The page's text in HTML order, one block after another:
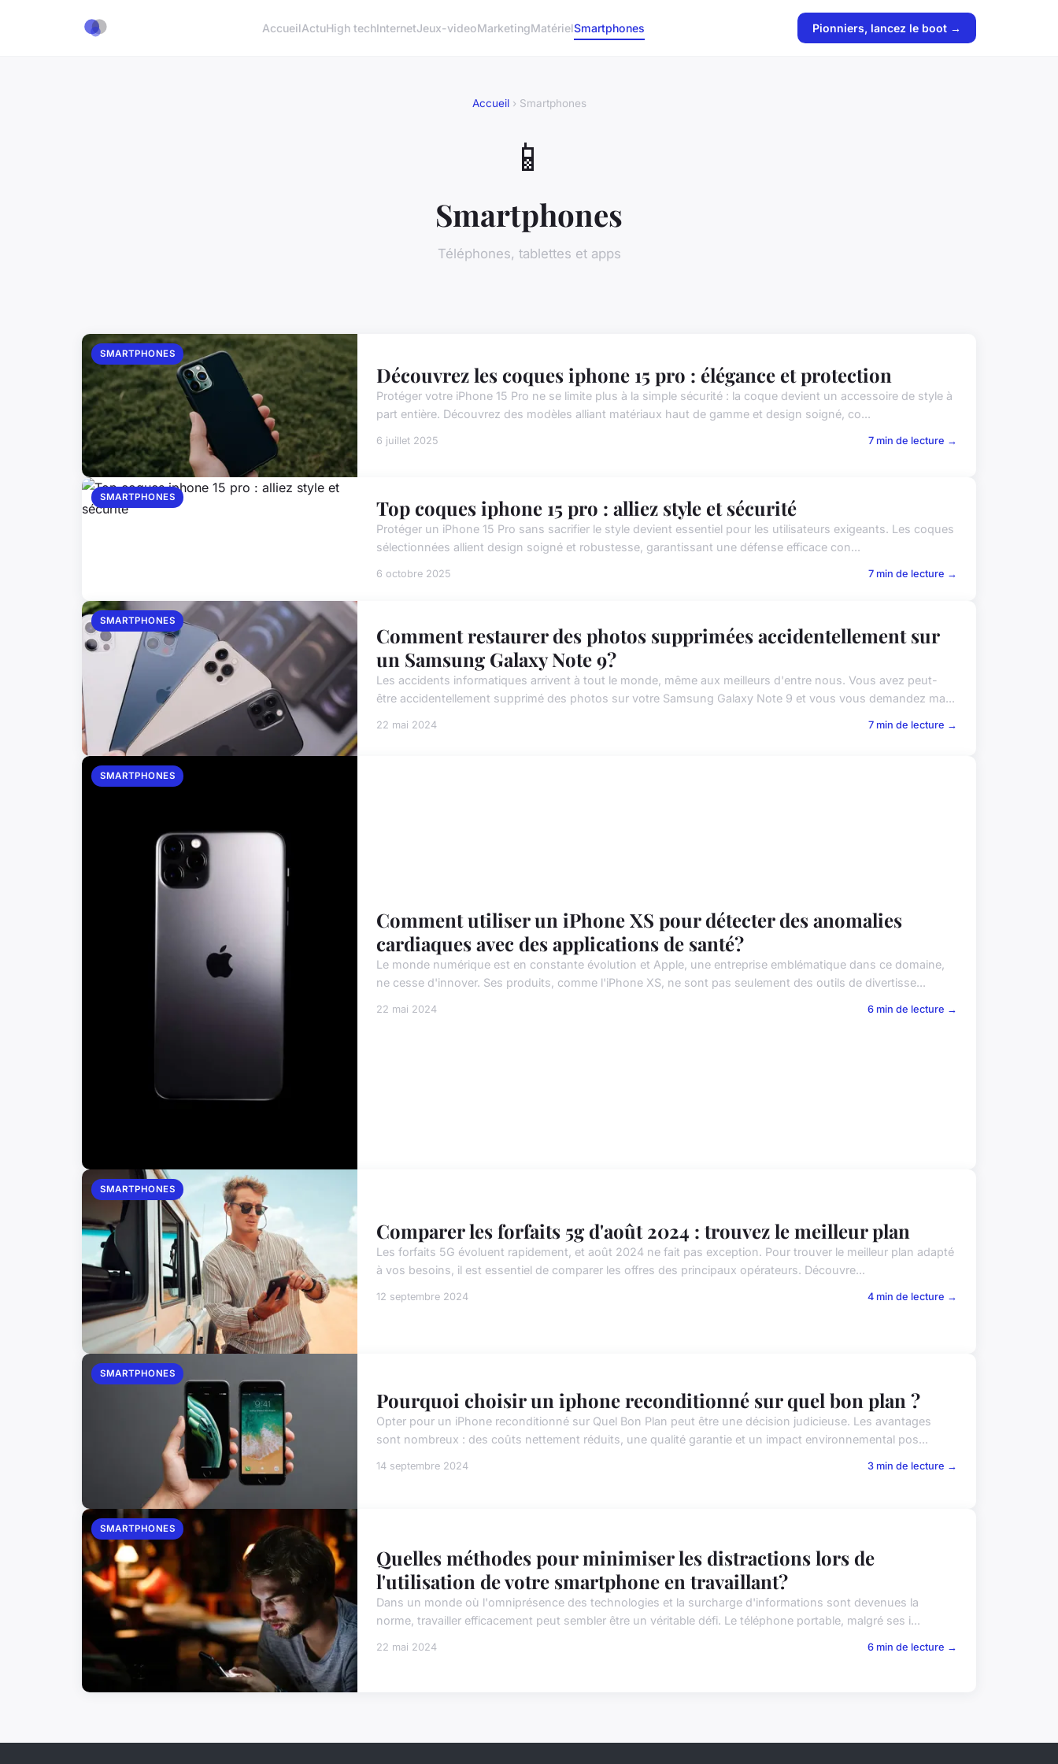
AccueilActuHigh techInternetJeux-videoMarketingMatérielSmartphones Pionniers, lancez le boot →
Accueil› Smartphones
📱
Smartphones
Téléphones, tablettes et apps
SMARTPHONES
Découvrez les coques iphone 15 pro : élégance et protection
Protéger votre iPhone 15 Pro ne se limite plus à la simple sécurité : la coque devient un accessoire de style à
part entière. Découvrez des modèles alliant matériaux haut de gamme et design soigné, co...
6 juillet 2025 7 min de lecture →
SMARTPHONES Top coques iphone 15 pro : alliez style et sécurité
Protéger un iPhone 15 Pro sans sacrifier le style devient essentiel pour les utilisateurs exigeants. Les coques
sélectionnées allient design soigné et robustesse, garantissant une défense efficace con...
6 octobre 2025 7 min de lecture →
SMARTPHONES
Comment restaurer des photos supprimées accidentellement sur
un Samsung Galaxy Note 9?
Les accidents informatiques arrivent à tout le monde, même aux meilleurs d'entre nous. Vous avez peut-
être accidentellement supprimé des photos sur votre Samsung Galaxy Note 9 et vous vous demandez ma...
22 mai 2024 7 min de lecture →
SMARTPHONES
Comment utiliser un iPhone XS pour détecter des anomalies
cardiaques avec des applications de santé?
Le monde numérique est en constante évolution et Apple, une entreprise emblématique dans ce domaine,
ne cesse d'innover. Ses produits, comme l'iPhone XS, ne sont pas seulement des outils de divertisse...
22 mai 2024 6 min de lecture →
SMARTPHONES
Comparer les forfaits 5g d'août 2024 : trouvez le meilleur plan
Les forfaits 5G évoluent rapidement, et août 2024 ne fait pas exception. Pour trouver le meilleur plan adapté
à vos besoins, il est essentiel de comparer les offres des principaux opérateurs. Découvre...
12 septembre 2024 4 min de lecture →
SMARTPHONES
Pourquoi choisir un iphone reconditionné sur quel bon plan ?
Opter pour un iPhone reconditionné sur Quel Bon Plan peut être une décision judicieuse. Les avantages
sont nombreux : des coûts nettement réduits, une qualité garantie et un impact environnemental pos...
14 septembre 2024 3 min de lecture →
SMARTPHONES
Quelles méthodes pour minimiser les distractions lors de
l'utilisation de votre smartphone en travaillant?
Dans un monde où l'omniprésence des technologies et la surcharge d'informations sont devenues la
norme, travailler efficacement peut sembler être un véritable défi. Le téléphone portable, malgré ses i...
22 mai 2024 6 min de lecture →